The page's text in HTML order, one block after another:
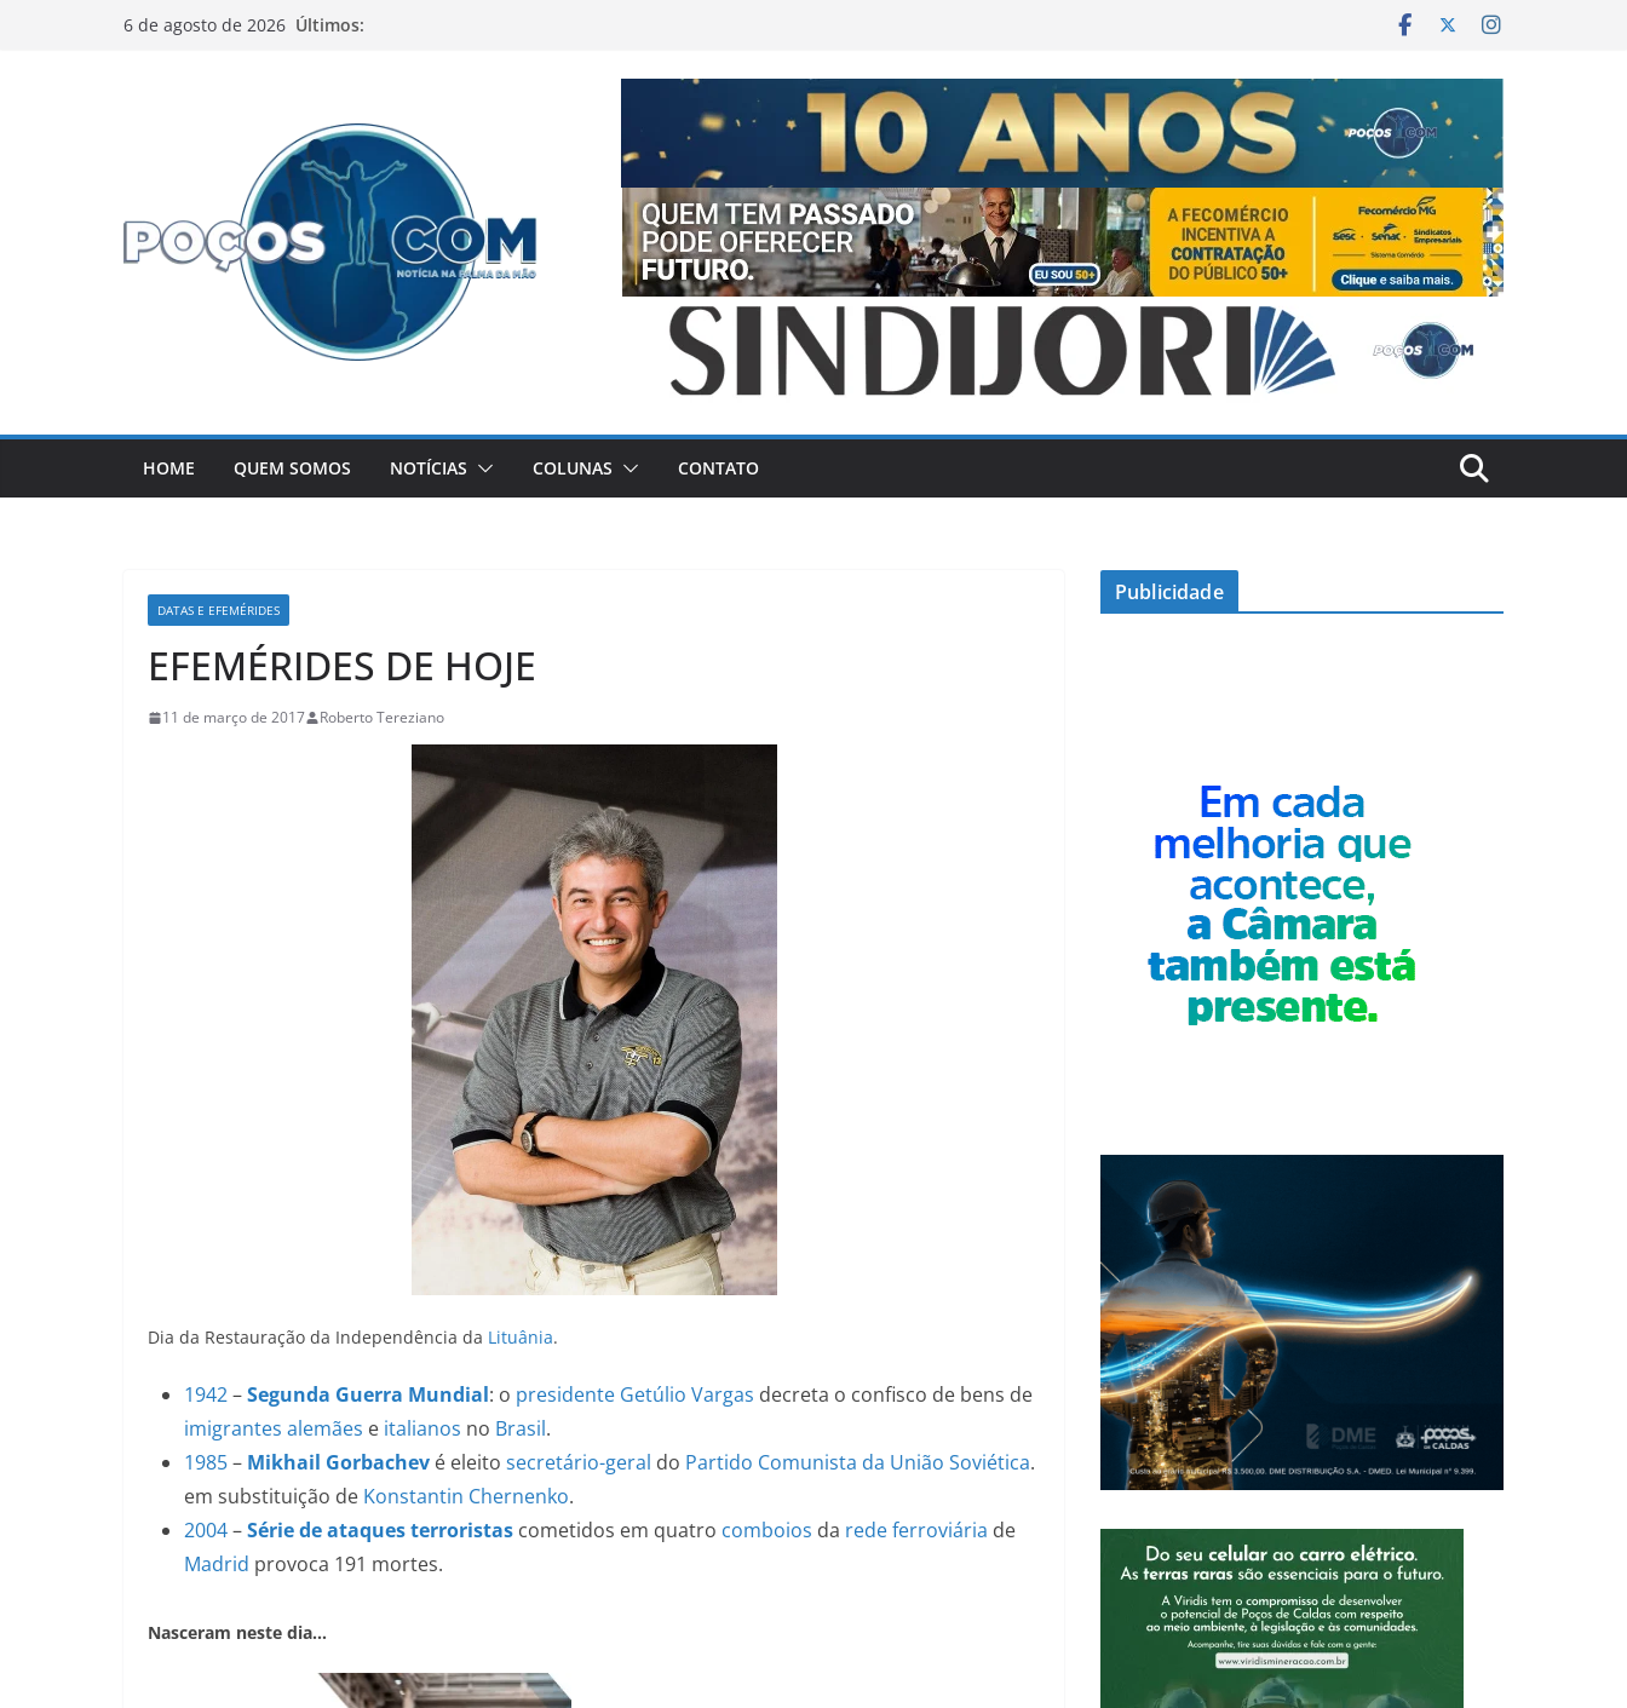
6 de agosto de 2026 Últimos:
HOME QUEM SOMOS NOTÍCIAS COLUNAS CONTATO
DATAS E EFEMÉRIDES
EFEMÉRIDES DE HOJE
11 de março de 2017 Roberto Tereziano
Dia da Restauração da Independência da Lituânia.
1942–Segunda Guerra Mundial: o presidente Getúlio Vargas decreta o confisco de bens de
imigrantes alemães e italianos no Brasil.
1985– Mikhail Gorbachev é eleito secretário-geral do Partido Comunista da União Soviética.
em substituição de Konstantin Chernenko.
2004–Série de ataques terroristas cometidos em quatro comboios da rede ferroviária de
Madrid provoca 191 mortes.
Nasceram neste dia…
Publicidade